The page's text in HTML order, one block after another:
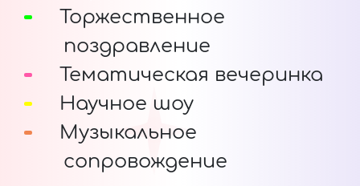
Торжественное
поздравление
Тематическая вечеринка
Научное шоу
Музыкальное
сопровождение